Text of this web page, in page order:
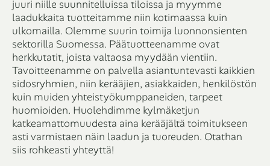
juuri niille suunnitelluissa tiloissa ja myymme
laadukkaita tuotteitamme niin kotimaassa kuin
ulkomailla. Olemme suurin toimija luonnonsienten
sektorilla Suomessa. Päätuotteenamme ovat
herkkutatit, joista valtaosa myydään vientiin.
Tavoitteenamme on palvella asiantuntevasti kaikkien
sidosryhmien, niin kerääjien, asiakkaiden, henkilöstön
kuin muiden yhteistyökumppaneiden, tarpeet
huomioiden. Huolehdimme kylmäketjun
katkeamattomuudesta aina kerääjältä toimitukseen
asti varmistaen näin laadun ja tuoreuden. Otathan
siis rohkeasti yhteyttä!